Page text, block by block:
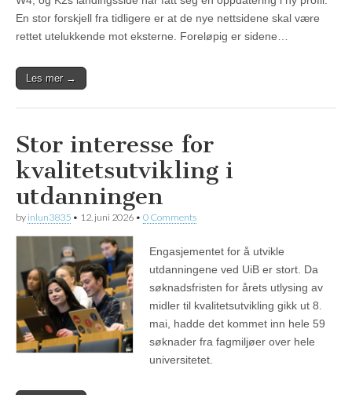
En stor forskjell fra tidligere er at de nye nettsidene skal være
rettet utelukkende mot eksterne. Foreløpig er sidene…
Les mer →
Stor interesse for
kvalitetsutvikling i
utdanningen
by inlun3835 • 12. juni 2026 • 0 Comments
Engasjementet for å utvikle
utdanningene ved UiB er stort. Da
søknadsfristen for årets utlysing av
midler til kvalitetsutvikling gikk ut 8.
mai, hadde det kommet inn hele 59
søknader fra fagmiljøer over hele
universitetet.